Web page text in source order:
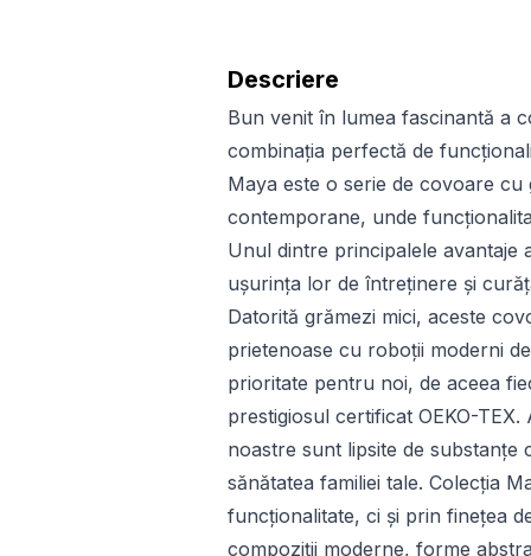
Descriere
Bun venit în lumea fascinantă a
combinația perfectă de
Maya este o serie de covoare
contemporane, unde
Unul dintre principalele avantaje
ușurința lor de întreținere și
Datorită grămezi mici, aceste
prietenoase cu roboții moderni
prioritate pentru noi, de aceea
prestigiosul certificat OEKO-
noastre sunt lipsite de substanțe
sănătatea familiei tale. Colecția
funcționalitate, ci și prin finețea
compoziții moderne, forme